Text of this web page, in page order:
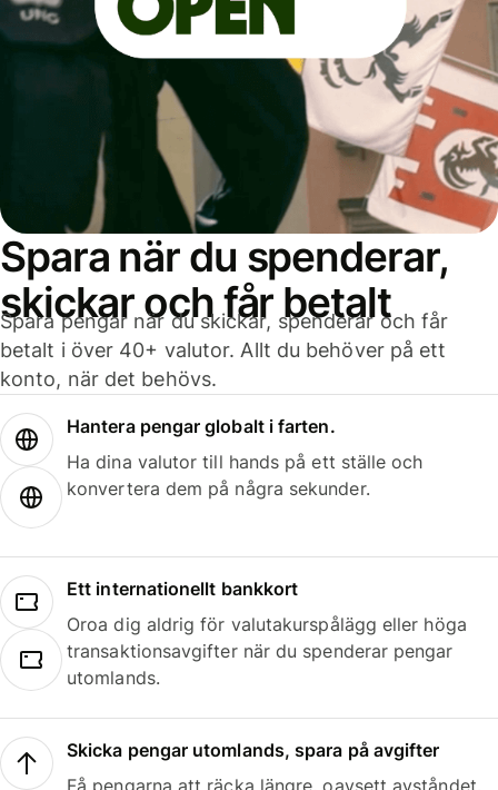
Spara när du spenderar,
skickar och får betalt
Spara pengar när du skickar, spenderar och får
betalt i över 40+ valutor. Allt du behöver på ett
konto, när det behövs.
Hantera pengar globalt i farten.
Ha dina valutor till hands på ett ställe och
konvertera dem på några sekunder.
Ett internationellt bankkort
Oroa dig aldrig för valutakurspålägg eller höga
transaktionsavgifter när du spenderar pengar
utomlands.
Skicka pengar utomlands, spara på avgifter